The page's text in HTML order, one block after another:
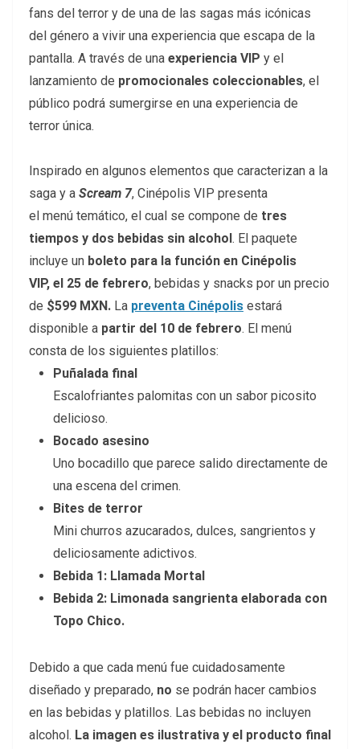
fans del terror y de una de las sagas más icónicas
del género a vivir una experiencia que escapa de la
pantalla. A través de una experiencia VIP y el
lanzamiento de promocionales coleccionables, el
público podrá sumergirse en una experiencia de
terror única.
Inspirado en algunos elementos que caracterizan a la
saga y a Scream 7, Cinépolis VIP presenta
el menú temático, el cual se compone de tres
tiempos y dos bebidas sin alcohol. El paquete
incluye un boleto para la función en Cinépolis
VIP, el 25 de febrero, bebidas y snacks por un precio
de $599 MXN. La preventa Cinépolis estará
disponible a partir del 10 de febrero. El menú
consta de los siguientes platillos:
Puñalada final
Escalofriantes palomitas con un sabor picosito
delicioso.
Bocado asesino
Uno bocadillo que parece salido directamente de
una escena del crimen.
Bites de terror
Mini churros azucarados, dulces, sangrientos y
deliciosamente adictivos.
Bebida 1: Llamada Mortal
Bebida 2: Limonada sangrienta elaborada con
Topo Chico.
Debido a que cada menú fue cuidadosamente
diseñado y preparado, no se podrán hacer cambios
en las bebidas y platillos. Las bebidas no incluyen
alcohol. La imagen es ilustrativa y el producto final